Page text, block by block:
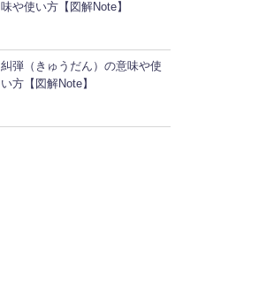
味や使い方【図解Note】
糾弾（きゅうだん）の意味や使
い方【図解Note】